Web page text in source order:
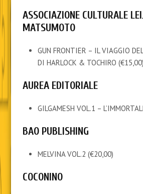
ASSOCIAZIONE CULTURALE
MATSUMOTO
GUN FRONTIER – IL VIAGGIO
DI HARLOCK & TOCHIRO (€15,00)
AUREA EDITORIALE
GILGAMESH VOL.1 –
BAO PUBLISHING
MELVINA VOL.2 (€20,00)
COCONINO